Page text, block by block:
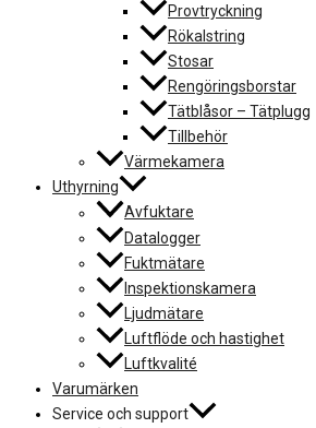
Provtryckning
Rökalstring
Stosar
Rengöringsborstar
Tätblåsor – Tätplugg
Tillbehör
Värmekamera
Uthyrning
Avfuktare
Datalogger
Fuktmätare
Inspektionskamera
Ljudmätare
Luftflöde och hastighet
Luftkvalité
Varumärken
Service och support